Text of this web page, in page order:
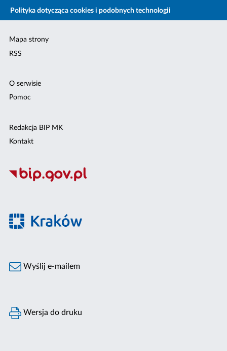
Polityka dotycząca cookies i podobnych technologii
Mapa strony
RSS
O serwisie
Pomoc
Redakcja BIP MK
Kontakt
Wyślij e-mailem
Wersja do druku